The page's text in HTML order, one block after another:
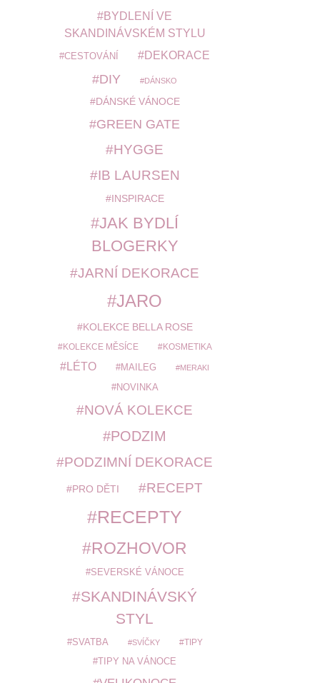
BYDLENÍ VE
SKANDINÁVSKÉM STYLU
CESTOVÁNÍ DEKORACE
DIY DÁNSKO
DÁNSKÉ VÁNOCE
GREEN GATE
HYGGE
IB LAURSEN
INSPIRACE
JAK BYDLÍ
BLOGERKY
JARNÍ DEKORACE
JARO
KOLEKCE BELLA ROSE
KOLEKCE MĚSÍCE KOSMETIKA
LÉTO MAILEG MERAKI
NOVINKA
NOVÁ KOLEKCE
PODZIM
PODZIMNÍ DEKORACE
PRO DĚTI RECEPT
RECEPTY
ROZHOVOR
SEVERSKÉ VÁNOCE
SKANDINÁVSKÝ
STYL
SVATBA SVÍČKY TIPY
TIPY NA VÁNOCE